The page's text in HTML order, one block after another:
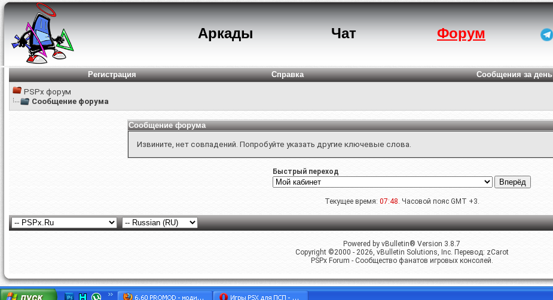
Аркады Чат Форум
Регистрация Справка Сообщения за день
PSPx форум
Сообщение форума
Сообщение форума
Извините, нет совпадений. Попробуйте указать другие ключевые слова.
Быстрый переход
Текущее время: 07:48. Часовой пояс GMT +3.
Powered by vBulletin® Version 3.8.7
Copyright ©2000 - 2026, vBulletin Solutions, Inc. Перевод: zCarot
PSPx Forum - Сообщество фанатов игровых консолей.